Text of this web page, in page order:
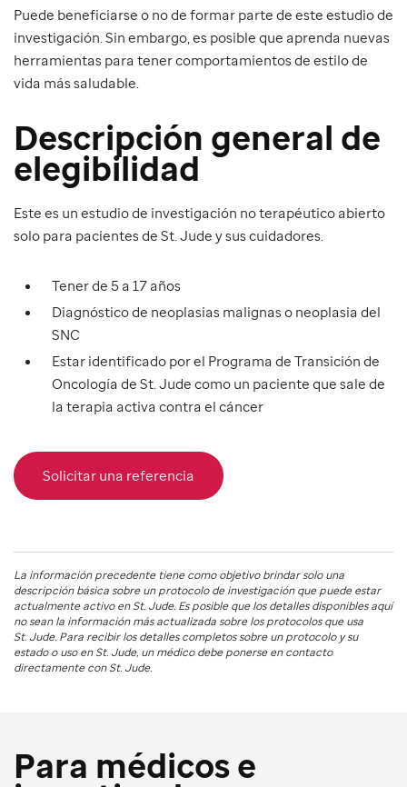
Puede beneficiarse o no de formar parte de este estudio de
investigación. Sin embargo, es posible que aprenda nuevas
herramientas para tener comportamientos de estilo de
vida más saludable.
Descripción general de
elegibilidad
Este es un estudio de investigación no terapéutico abierto
solo para pacientes de St. Jude y sus cuidadores.
Tener de 5 a 17 años
Diagnóstico de neoplasias malignas o neoplasia del
SNC
Estar identificado por el Programa de Transición de
Oncología de St. Jude como un paciente que sale de
la terapia activa contra el cáncer
Solicitar una referencia
La información precedente tiene como objetivo brindar solo una
descripción básica sobre un protocolo de investigación que puede estar
actualmente activo enSt. Jude. Es posible que los detalles disponibles aquí
no sean la información más actualizada sobre los protocolos que usa
St. Jude. Para recibir los detalles completos sobre un protocolo y su
estado o uso enSt. Jude, un médico debe ponerse en contacto
directamente con St. Jude.
Para médicos e